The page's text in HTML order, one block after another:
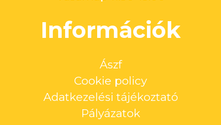
Információk
Ászf
Cookie policy
Adatkezelési tájékoztató
Pályázatok